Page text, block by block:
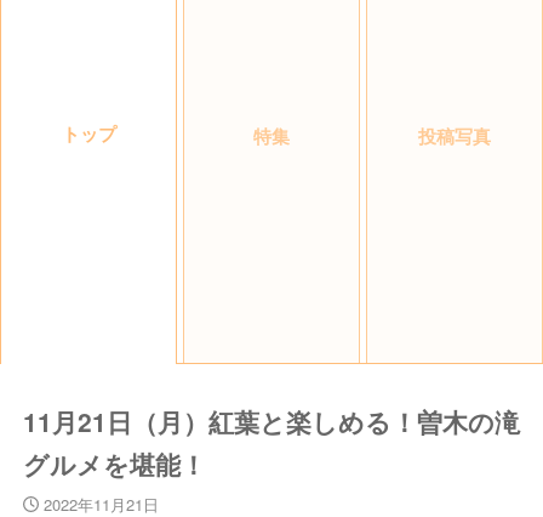
トップ 特集 投稿写真
11月21日（月）紅葉と楽しめる！曽木の滝
グルメを堪能！
2022年11月21日